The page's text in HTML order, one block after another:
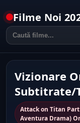
Filme Noi
Vizionare
Subtitrate/
Attack on Titan
Aventura Drama)